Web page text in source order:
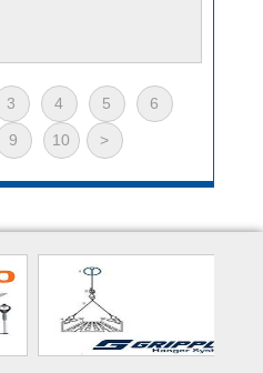
3 4 5 6
9 10 >